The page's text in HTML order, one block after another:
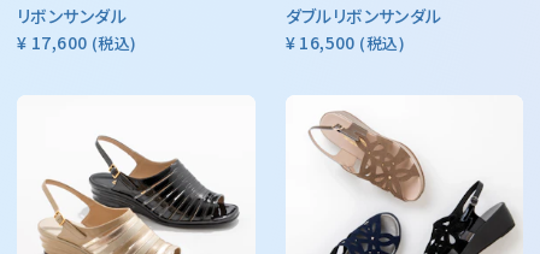
リボンサンダル
¥ 17,600 (税込)
ダブルリボンサンダル
¥ 16,500 (税込)